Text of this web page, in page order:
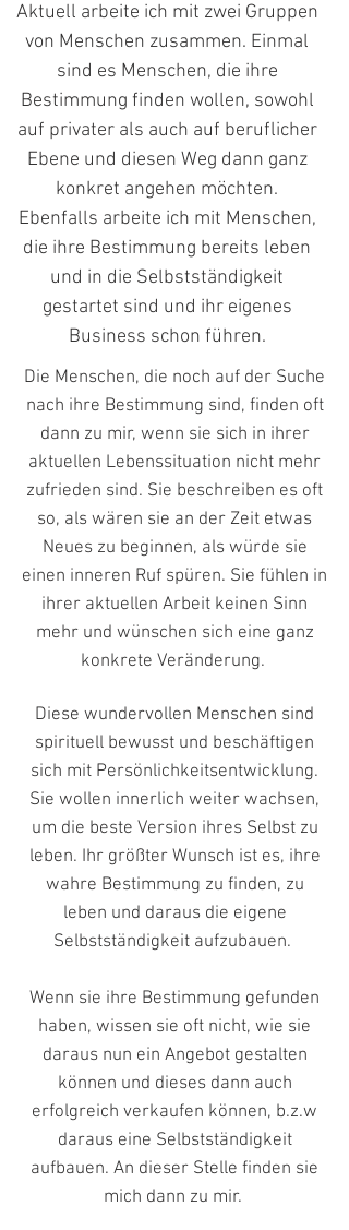
Aktuell arbeite ich mit zwei Gruppen
von Menschen zusammen. Einmal
sind es Menschen, die ihre
Bestimmung finden wollen, sowohl
auf privater als auch auf beruflicher
Ebene und diesen Weg dann ganz
konkret angehen möchten.
Ebenfalls arbeite ich mit Menschen,
die ihre Bestimmung bereits leben
und in die Selbstständigkeit
gestartet sind und ihr eigenes
Business schon führen.
Die Menschen, die noch auf der Suche
nach ihre Bestimmung sind, finden oft
dann zu mir, wenn sie sich in ihrer
aktuellen Lebenssituation nicht mehr
zufrieden sind. Sie beschreiben es oft
so, als wären sie an der Zeit etwas
Neues zu beginnen, als würde sie
einen inneren Ruf spüren. Sie fühlen in
ihrer aktuellen Arbeit keinen Sinn
mehr und wünschen sich eine ganz
konkrete Veränderung.
Diese wundervollen Menschen sind
spirituell bewusst und beschäftigen
sich mit Persönlichkeitsentwicklung.
Sie wollen innerlich weiter wachsen,
um die beste Version ihres Selbst zu
leben. Ihr größter Wunsch ist es, ihre
wahre Bestimmung zu finden, zu
leben und daraus die eigene
Selbstständigkeit aufzubauen.
Wenn sie ihre Bestimmung gefunden
haben, wissen sie oft nicht, wie sie
daraus nun ein Angebot gestalten
können und dieses dann auch
erfolgreich verkaufen können, b.z.w
daraus eine Selbstständigkeit
aufbauen. An dieser Stelle finden sie
mich dann zu mir.